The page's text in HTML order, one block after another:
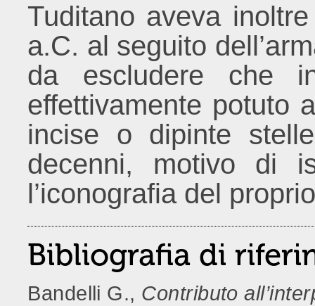
Tuditano aveva
a.C. al seguito
da escludere che
effettivamente potuto
incise o dipinte
decenni, motivo di
l’iconografia del
Bibliografia di
Bandelli G., Contributo